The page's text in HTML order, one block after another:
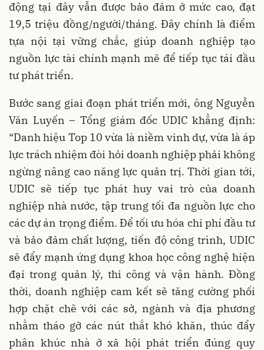
động tại đây vẫn được bảo đảm ở mức cao, đạt
19,5 triệu đồng/người/tháng. Đây chính là điểm
tựa nội tại vững chắc, giúp doanh nghiệp tạo
nguồn lực tài chính mạnh mẽ để tiếp tục tái đầu
tư phát triển.
Bước sang giai đoạn phát triển mới, ông Nguyễn
Văn Luyến – Tổng giám đốc UDIC khẳng định:
“Danh hiệu Top 10 vừa là niềm vinh dự, vừa là áp
lực trách nhiệm đòi hỏi doanh nghiệp phải không
ngừng nâng cao năng lực quản trị. Thời gian tới,
UDIC sẽ tiếp tục phát huy vai trò của doanh
nghiệp nhà nước, tập trung tối đa nguồn lực cho
các dự án trọng điểm. Để tối ưu hóa chi phí đầu tư
và bảo đảm chất lượng, tiến độ công trình, UDIC
sẽ đẩy mạnh ứng dụng khoa học công nghệ hiện
đại trong quản lý, thi công và vận hành. Đồng
thời, doanh nghiệp cam kết sẽ tăng cường phối
hợp chặt chẽ với các sở, ngành và địa phương
nhằm tháo gỡ các nút thắt khó khăn, thúc đẩy
phân khúc nhà ở xã hội phát triển đúng quy